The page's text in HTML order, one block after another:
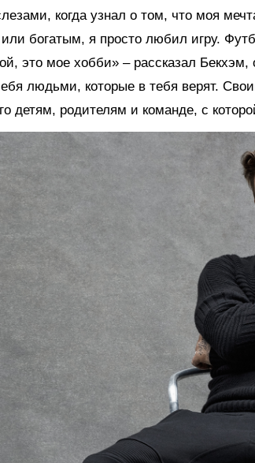
когда узнал о том, что моя
богатым, я просто любил игру.
это мое хобби» – рассказал
людьми, которые в тебя верят.
детям, родителям и команде, с